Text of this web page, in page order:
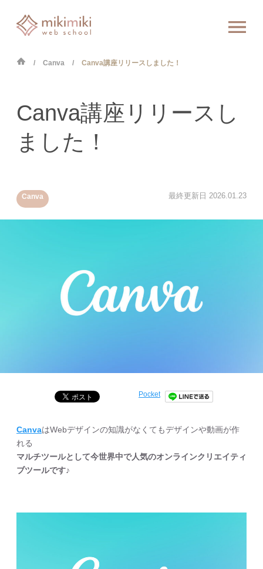
Canva Canva講座リリースしました！
Canva 最終更新日 2026.01.23
Canva講座リリースし
ました！
Pocket
CanvaはWebデザインの知識がなくてもデザインや動画が作
れる
マルチツールとして今世界中で人気のオンラインクリエイティ
ブツールです♪